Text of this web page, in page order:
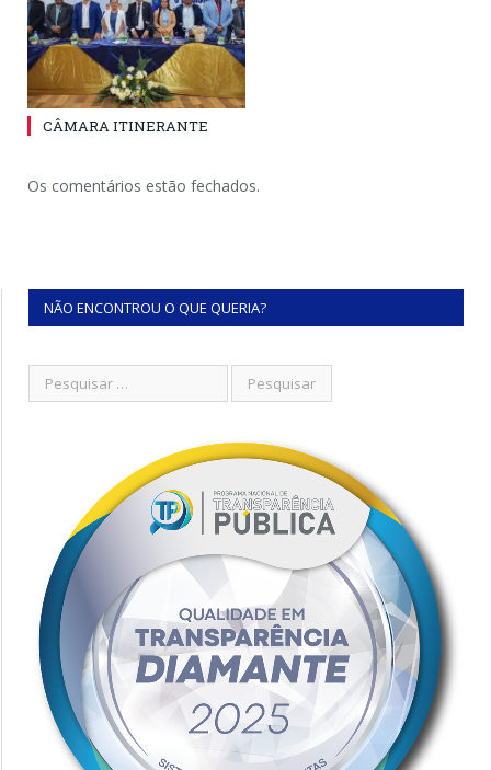
CÂMARA ITINERANTE
Os comentários estão fechados.
NÃO ENCONTROU O QUE QUERIA?